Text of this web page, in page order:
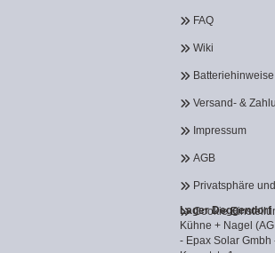
FAQ
Wiki
Batteriehinweise
Versand- &
Impressum
AGB
Privatsphäre
Cookie
Lager Deggendorf
Kühne + Nagel
- Epax Solar Gmbh